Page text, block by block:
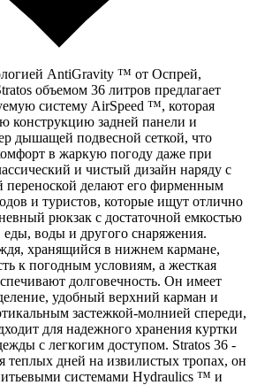
AntiGravity ™ от Оспрей,
объемом 36 литров предлагает
систему AirSpeed ™, которая
конструкцию задней панели и
дышащей подвесной сеткой, что
в жаркую погоду даже при
и чистый дизайн наряду с
переноской делают его фирменным
и туристов, которые ищут отлично
рюкзак с достаточной емкостью
воды и другого снаряжения.
хранящийся в нижнем кармане,
к погодным условиям, а жесткая
долговечность. Он имеет
удобный верхний карман и
застежкой-молнией спереди,
для надежного хранения куртки
с легкогим доступом. Stratos 36 -
теплых дней на извилистых тропах, он
системами Hydraulics ™ и